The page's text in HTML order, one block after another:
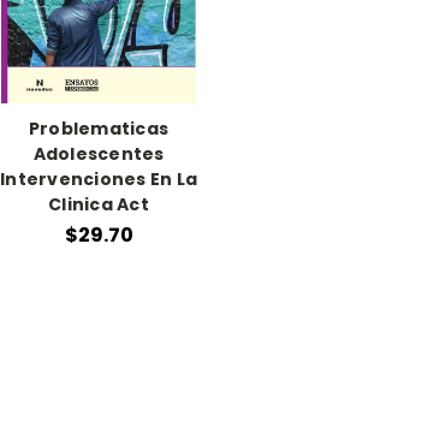
Problematicas
Adolescentes
Intervenciones En La
Clinica Act
$29.70